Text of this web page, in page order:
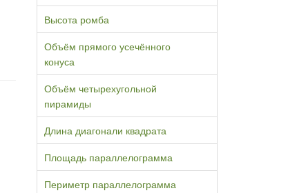
Высота ромба
Объём прямого усечённого
конуса
Объём четырехугольной
пирамиды
Длина диагонали квадрата
Площадь параллелограмма
Периметр параллелограмма